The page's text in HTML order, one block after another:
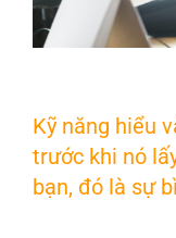
Kỹ năng hiểu
trước khi nó
bạn, đó là sự